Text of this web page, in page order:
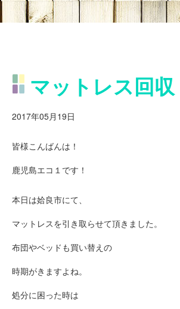
マットレス回収
2017年05月19日
皆様こんばんは！
鹿児島エコ１です！
本日は姶良市にて、
マットレスを引き取らせて頂きました。
布団やベッドも買い替えの
時期がきますよね。
処分に困った時は